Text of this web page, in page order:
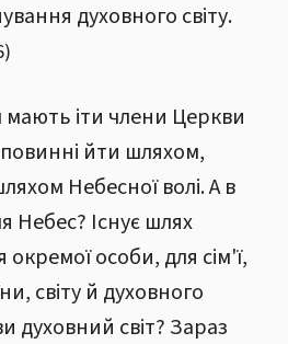
духовного світу.
)
іти члени Церкви
йти шляхом,
Небесної волі. А в
Небес? Існує шлях
окремої особи, для сім'ї,
світу й духовного
духовний світ? Зараз